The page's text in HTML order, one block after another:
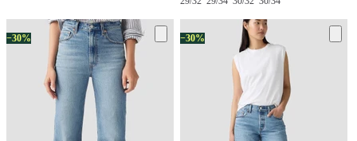
−30% −30%